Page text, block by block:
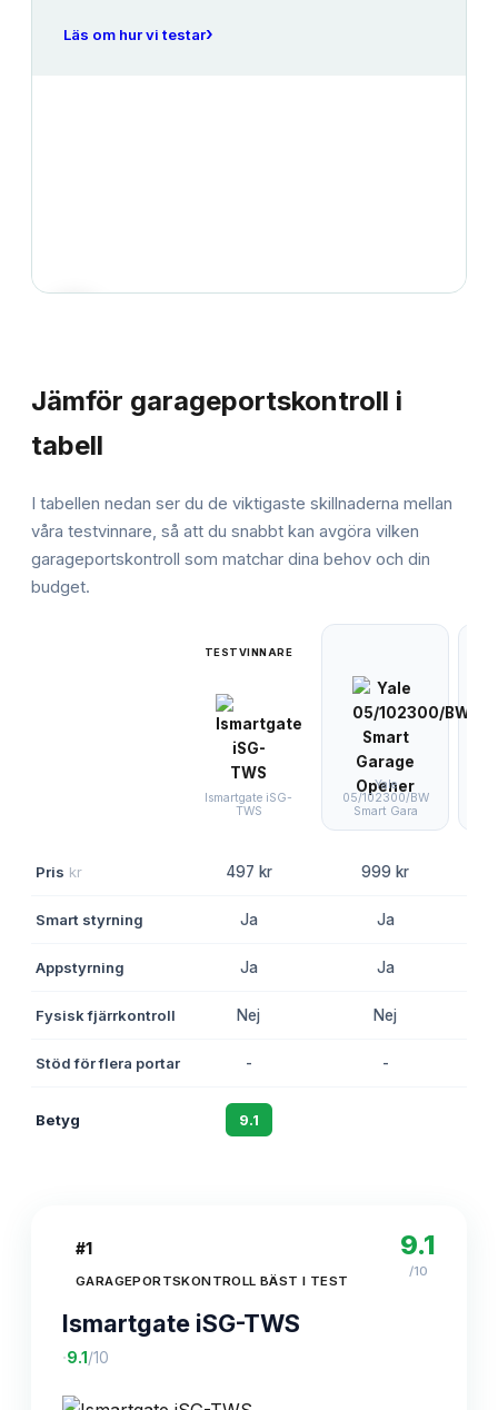
Läs om hur vi testar›
Jämför garageportskontroll i
tabell
I tabellen nedan ser du de viktigaste skillnaderna mellan
våra testvinnare, så att du snabbt kan avgöra vilken
garageportskontroll som matchar dina behov och din
budget.
TESTVINNARE
Ismartgate iSG-
TWS
Yale
05/102300/BW
Smart Gara
Pris kr 497 kr 999 kr
Smart styrning Ja Ja
Appstyrning Ja Ja
Fysisk fjärrkontroll Nej Nej
Stöd för flera portar - -
Betyg 9.1
#1
GARAGEPORTSKONTROLL BÄST I TEST
Ismartgate iSG-TWS
·9.1 /10
9.1
/10